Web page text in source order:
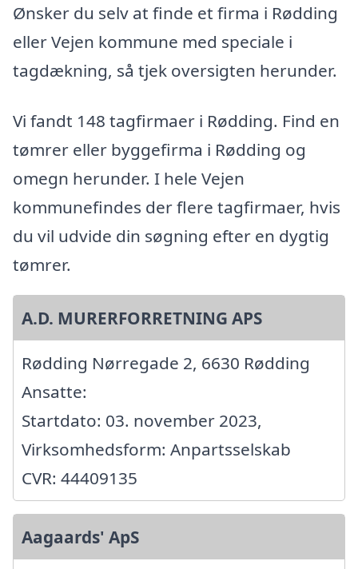
Ønsker du selv at finde et firma i Rødding
eller Vejen kommune med speciale i
tagdækning, så tjek oversigten herunder.
Vi fandt 148 tagfirmaer i Rødding. Find en
tømrer eller byggefirma i Rødding og
omegn herunder. I hele Vejen
kommunefindes der flere tagfirmaer, hvis
du vil udvide din søgning efter en dygtig
tømrer.
A.D. MURERFORRETNING APS
Rødding Nørregade 2, 6630 Rødding
Ansatte:
Startdato: 03. november 2023,
Virksomhedsform: Anpartsselskab
CVR: 44409135
Aagaards' ApS